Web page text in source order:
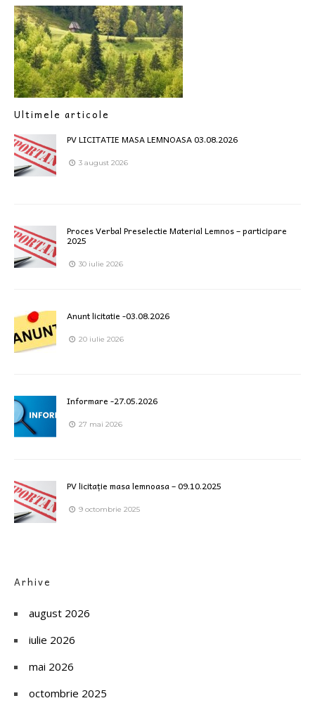
Ultimele articole
PV LICITATIE MASA LEMNOASA 03.08.2026
3 august 2026
Proces Verbal Preselectie Material Lemnos – participare
2025
30 iulie 2026
Anunt licitatie -03.08.2026
20 iulie 2026
Informare -27.05.2026
27 mai 2026
PV licitație masa lemnoasa – 09.10.2025
9 octombrie 2025
Arhive
august 2026
iulie 2026
mai 2026
octombrie 2025